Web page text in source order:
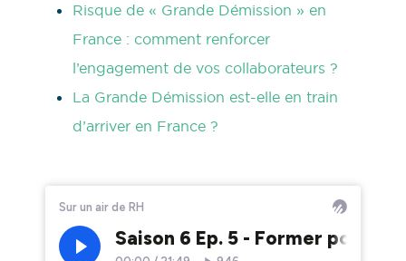
Risque de « Grande Démission » en
France : comment renforcer
l’engagement de vos collaborateurs ?
La Grande Démission est-elle en train
d’arriver en France ?